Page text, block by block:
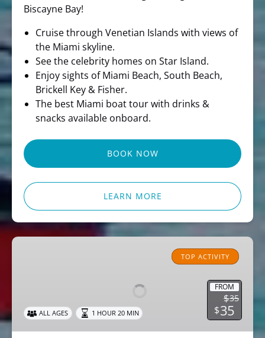
Biscayne Bay!
Cruise through Venetian Islands with views of
the Miami skyline.
See the celebrity homes on Star Island.
Enjoy sights of Miami Beach, South Beach,
Brickell Key & Fisher.
The best Miami boat tour with drinks &
snacks available onboard.
BOOK NOW
LEARN MORE
Miami
TOP ACTIVITY
FROM
$35
$35
ALL AGES 1 HOUR 20 MIN